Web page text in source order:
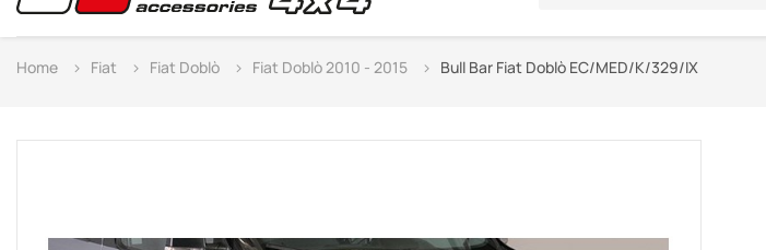
Home Fiat Fiat Doblò Fiat Doblò 2010 - 2015 Bull Bar Fiat Doblò EC/MED/K/329/IX